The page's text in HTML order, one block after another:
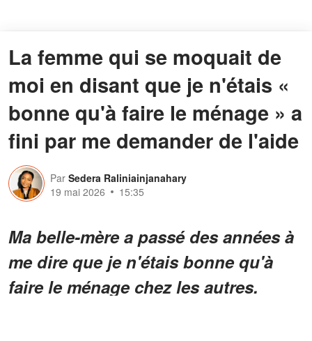
La femme qui se moquait de
moi en disant que je n'étais «
bonne qu'à faire le ménage » a
fini par me demander de l'aide
Par Sedera Raliniainjanahary
19 mai 2026
15:35
Ma belle-mère a passé des années à
me dire que je n'étais bonne qu'à
faire le ménage chez les autres.